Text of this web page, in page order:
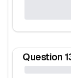
Question